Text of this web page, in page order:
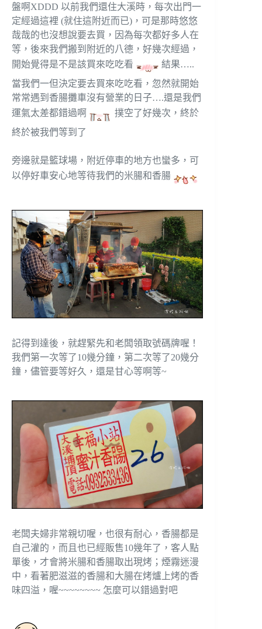
盤啊XDDD 以前我們還住大溪時，每次出門一
定經過這裡 (就住這附近而已)，可是那時悠悠
哉哉的也沒想說要去買，因為每次都好多人在
等，後來我們搬到附近的八德，好幾次經過，
開始覺得是不是該買來吃吃看
結果…..
當我們一但決定要去買來吃吃看，忽然就開始
常常遇到香腸攤車沒有營業的日子….還是我們
運氣太差都錯過啊
撲空了好幾次，終於
終於被我們等到了
旁邊就是籃球場，附近停車的地方也蠻多，可
以停好車安心地等待我們的米腸和香腸
記得到達後，就趕緊先和老闆領取號碼牌喔！
我們第一次等了10幾分鐘，第二次等了20幾分
鐘，儘管要等好久，還是甘心等啊等~
老闆夫婦非常親切喔，也很有耐心，香腸都是
自己灌的，而且也已經販售10幾年了，客人點
單後，才會將米腸和香腸取出現烤；煙霧迷漫
中，看著肥滋滋的香腸和大腸在烤爐上烤的香
味四溢，喔~~~~~~~~ 怎麼可以錯過對吧